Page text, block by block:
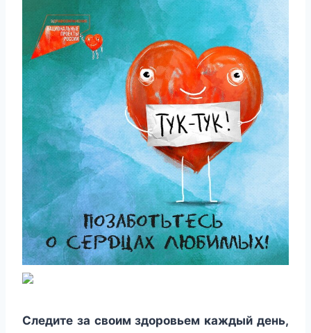
Следите за своим здоровьем каждый день,